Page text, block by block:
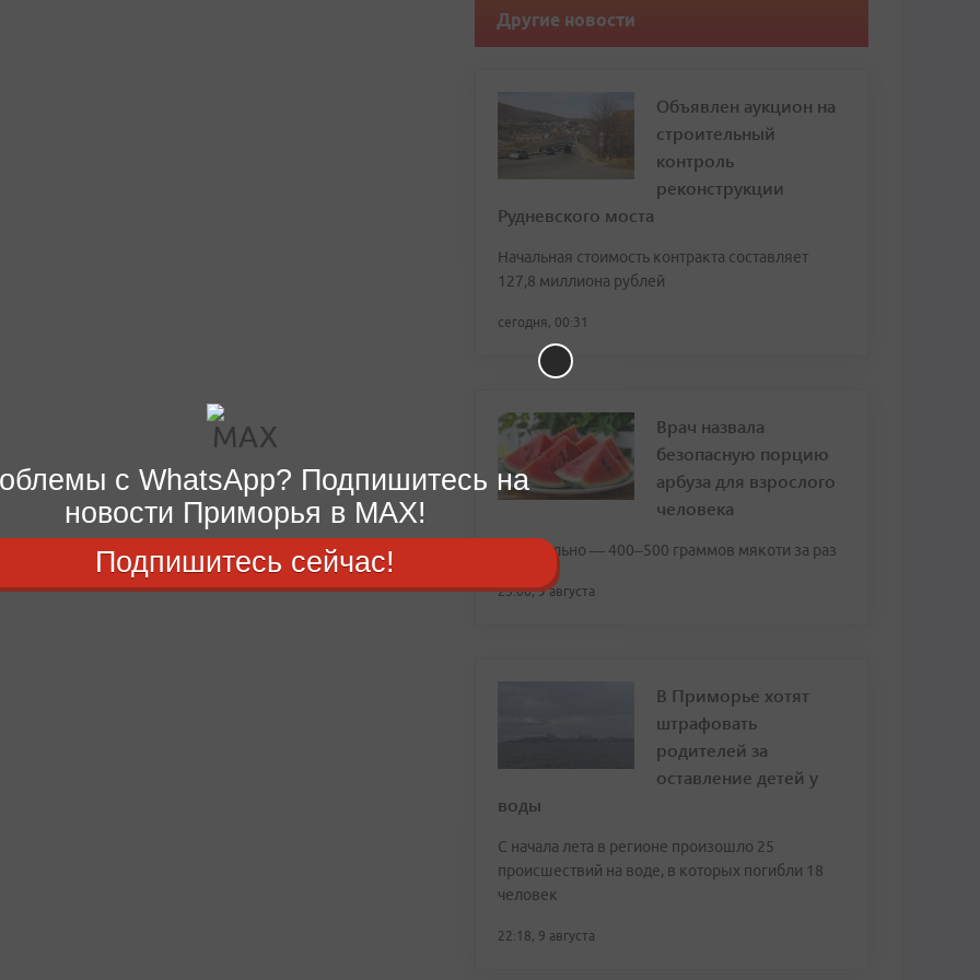
Другие новости
Объявлен аукцион на
строительный
контроль
реконструкции
Рудневского моста
Начальная стоимость контракта составляет
127,8 миллиона рублей
сегодня, 00:31
Врач назвала
безопасную порцию
арбуза для взрослого
человека
Оптимально — 400–500 граммов мякоти за раз
23:06, 9 августа
В Приморье хотят
штрафовать
родителей за
оставление детей у
воды
С начала лета в регионе произошло 25
происшествий на воде, в которых погибли 18
человек
22:18, 9 августа
с WhatsApp? Подпишитесь на
новости Приморья в MAX!
Подпишитесь сейчас!